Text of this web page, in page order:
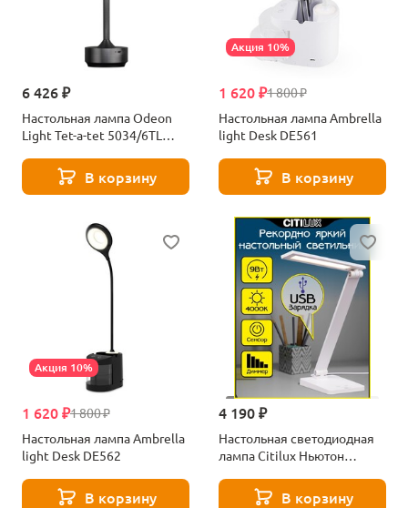
6 426 ₽
Настольная лампа Odeon
Light Tet-a-tet 5034/6TL
В корзину
Акция 10%
1 800 ₽
1 620 ₽
Настольная лампа Ambrella
light Desk DE561
В корзину
Акция 10%
1 800 ₽
1 620 ₽
Настольная лампа Ambrella
light Desk DE562
В корзину
4 190 ₽
Настольная светодиодная
лампа Citilux Ньютон
В корзину